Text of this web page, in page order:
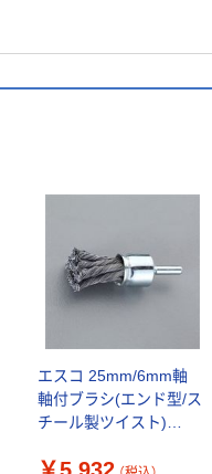
エスコ 25mm/6mm軸
軸付ブラシ(エンド型/ス
チール製ツイスト)
(4個)（直送品）